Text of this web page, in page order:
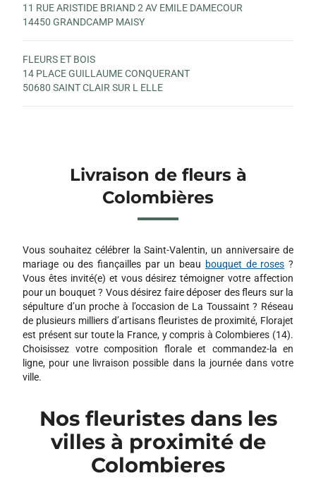
11 RUE ARISTIDE BRIAND 2 AV EMILE DAMECOUR
14450 GRANDCAMP MAISY
FLEURS ET BOIS
14 PLACE GUILLAUME CONQUERANT
50680 SAINT CLAIR SUR L ELLE
Livraison de fleurs à
Colombières
Vous souhaitez célébrer la Saint-Valentin, un anniversaire de
mariage ou des fiançailles par un beau bouquet de roses ?
Vous êtes invité(e) et vous désirez témoigner votre affection
pour un bouquet ? Vous désirez faire déposer des fleurs sur la
sépulture d’un proche à l’occasion de La Toussaint ? Réseau
de plusieurs milliers d’artisans fleuristes de proximité, Florajet
est présent sur toute la France, y compris à Colombieres (14).
Choisissez votre composition florale et commandez-la en
ligne, pour une livraison possible dans la journée dans votre
ville.
Nos fleuristes dans les
villes à proximité de
Colombieres